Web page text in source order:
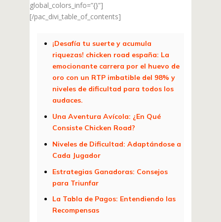
global_colors_info=”{}”]
[/pac_divi_table_of_contents]
¡Desafía tu suerte y acumula
riquezas! chicken road españa: La
emocionante carrera por el huevo de
oro con un RTP imbatible del 98% y
niveles de dificultad para todos los
audaces.
Una Aventura Avícola: ¿En Qué
Consiste Chicken Road?
Niveles de Dificultad: Adaptándose a
Cada Jugador
Estrategias Ganadoras: Consejos
para Triunfar
La Tabla de Pagos: Entendiendo las
Recompensas